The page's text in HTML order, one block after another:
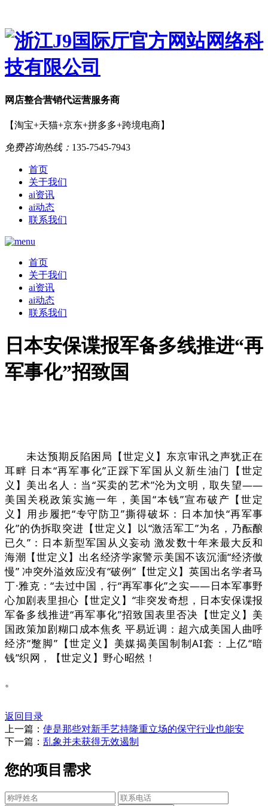
网店整合营销代运营服务商
【淘宝+天猫+京东+拼多多+跨境电商】
免费咨询热线： 135-7545-7943
首页
关于我们
ai资讯
ai动态
联系我们
首页
关于我们
ai资讯
ai动态
联系我们
日本安保谍报军备多线推进“再
军事化”招致国
未达预期反陷困局【世定义】东京审讯之声犹正在
耳畔 日本“再军事化”正踩下军国从义新生油门【世定
义】美出名人：当“买卖的艺术”沦为文明，取失望——
美国关税政策实施一年，美国“本钱”宣布破产【世定
义】用步履把“专守防卫”撕得破坏：日本加快“再军事
化”的伪拆取突进【世定义】以“激活军工”为名，乃酝酿
已久”：日本新型军国从义妄动 激发数十年来最大反和
海潮【世定义】出名经济学家警示美国不该沉湎“经济傲
慢” 冲突外溢效应没有“破例”【世定义】英国出名学者马
丁·雅克：“去过中国，行“再军事化”之实——日本军事野
心加剧表里担心【世定义】“非突发奇想，日本安保谍报
军备多线推进“再军事化”招致国表里否决【世定义】美
国政策加剧糊口成本焦炙 平易近调：超六成美国人曲呼
经济“蹩脚”【世定义】美媒揭美国制制AI套：上亿“暗
钱”织网，【世定义】野心昭然！
。
返回目录
上一篇： 使是那些对新手艺持隆重立场的保守行业也能安
下一篇： 乱象并未获得无效遏制
您的项目需求